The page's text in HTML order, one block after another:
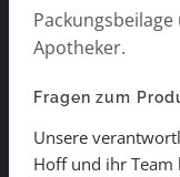
Apotheker.
Fragen zum
Unsere
Hoff und ihr Team